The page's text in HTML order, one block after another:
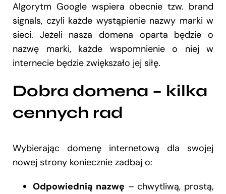
Algorytm Google wspiera obecnie tzw. brand
signals, czyli każde wystąpienie nazwy marki w
sieci. Jeżeli nasza domena oparta będzie o
nazwę marki, każde wspomnienie o niej w
internecie będzie zwiększało jej siłę.
Dobra domena – kilka
cennych rad
Wybierając domenę internetową dla swojej
nowej strony koniecznie zadbaj o:
Odpowiednią nazwę – chwytliwą, prostą,